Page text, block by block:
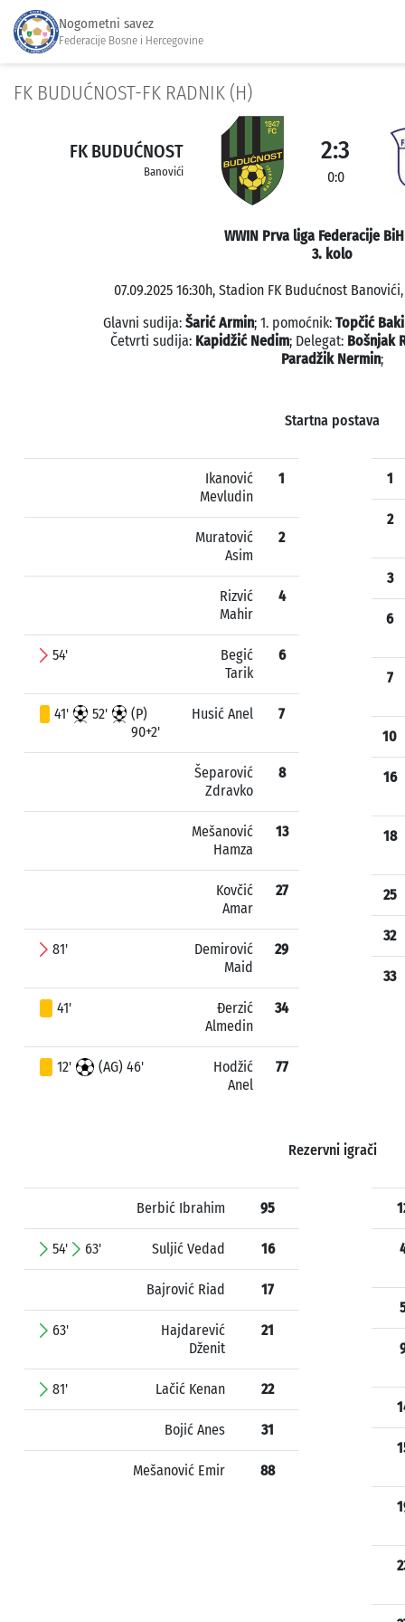
Nogometni savez
Federacije Bosne i Hercegovine
FK BUDUĆNOST-FK RADNIK (H)
FK BUDUĆNOST
Banovići
2:3
0:0
WWIN Prva liga Federacije
3. kolo
07.09.2025 16:30h, Stadion FK Budućnost
Glavni sudija: Šarić Armin; 1. pomoćnik: Topčić
Četvrti sudija: Kapidžić Nedim; Delegat: Bošnjak
Paradžik Nermin;
Startna postava
Ikanović
Mevludin
1
Muratović
Asim
2
Rizvić
Mahir
4
54'
Begić
Tarik
6
41' 52'
(P)
90+2'
Husić Anel 7
Šeparović
Zdravko
8
Mešanović
Hamza
13
Kovčić
Amar
27
81'
Demirović
Maid
29
41'
Đerzić
Almedin
34
12' (AG) 46'
Hodžić
Anel
77
1
2
3
6
7
10
16
18
25
32
33
Rezervni igrači
Berbić Ibrahim 95
54' 63' Suljić Vedad 16
Bajrović Riad 17
63'
Hajdarević
Dženit
21
81' Lačić Kenan 22
Bojić Anes 31
Mešanović Emir 88